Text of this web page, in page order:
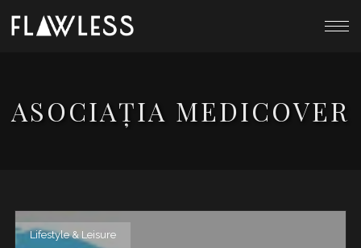
ASOCIAȚIA MEDICOVER
Lifestyle & Leisure